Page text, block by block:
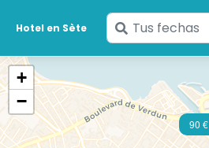
Hotel en Sète
Ingresa
tus
90 €
+
−